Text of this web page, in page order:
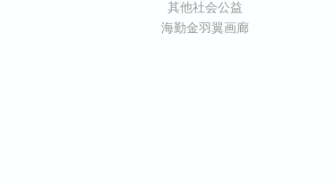
其他社会公益
海勤金羽翼画廊